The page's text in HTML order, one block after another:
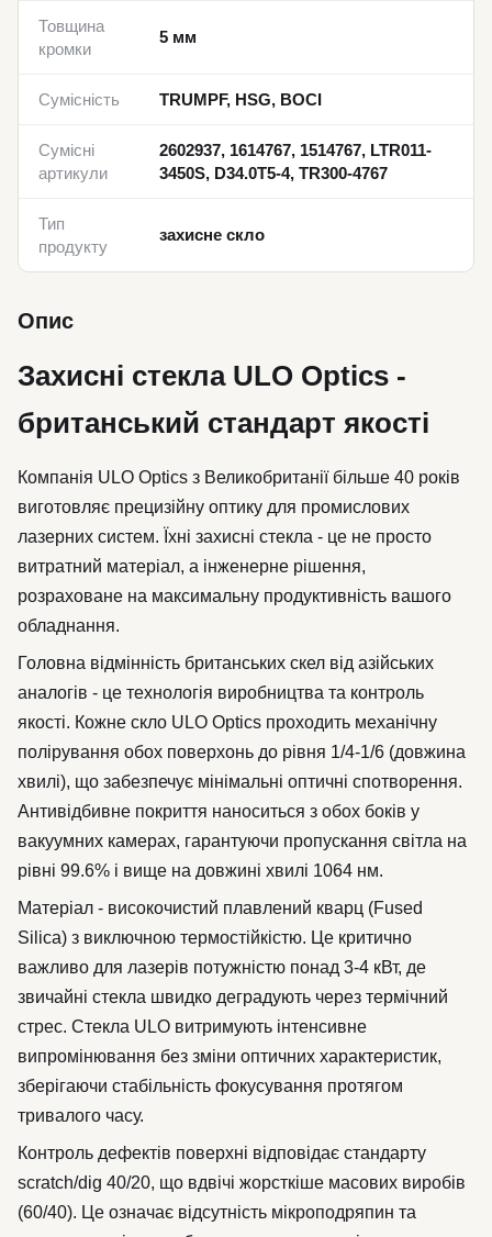
Товщина
кромки
5 мм
Сумісність TRUMPF, HSG, BOCI
Сумісні
артикули
2602937, 1614767, 1514767, LTR011-
3450S, D34.0T5-4, TR300-4767
Тип
продукту
захисне скло
Опис
Захисні стекла ULO Optics -
британський стандарт якості
Компанія ULO Optics з Великобританії більше 40 років
виготовляє прецизійну оптику для промислових
лазерних систем. Їхні захисні стекла - це не просто
витратний матеріал, а інженерне рішення,
розраховане на максимальну продуктивність вашого
обладнання.
Головна відмінність британських скел від азійських
аналогів - це технологія виробництва та контроль
якості. Кожне скло ULO Optics проходить механічну
полірування обох поверхонь до рівня 1/4-1/6 (довжина
хвилі), що забезпечує мінімальні оптичні спотворення.
Антивідбивне покриття наноситься з обох боків у
вакуумних камерах, гарантуючи пропускання світла на
рівні 99.6% і вище на довжині хвилі 1064 нм.
Матеріал - високочистий плавлений кварц (Fused
Silica) з виключною термостійкістю. Це критично
важливо для лазерів потужністю понад 3-4 кВт, де
звичайні стекла швидко деградують через термічний
стрес. Стекла ULO витримують інтенсивне
випромінювання без зміни оптичних характеристик,
зберігаючи стабільність фокусування протягом
тривалого часу.
Контроль дефектів поверхні відповідає стандарту
scratch/dig 40/20, що вдвічі жорсткіше масових виробів
(60/40). Це означає відсутність мікроподряпин та